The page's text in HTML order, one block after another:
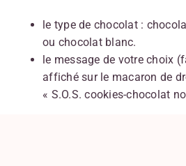
le type de chocolat :
ou chocolat blanc.
le message de votre choix
affiché sur le macaron de
« S.O.S. cookies-chocolat